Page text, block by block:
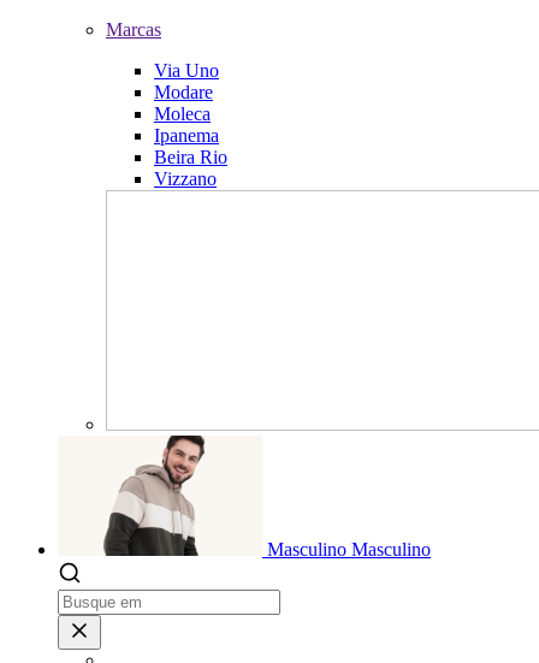
Marcas
Via Uno
Modare
Moleca
Ipanema
Beira Rio
Vizzano
Masculino Masculino